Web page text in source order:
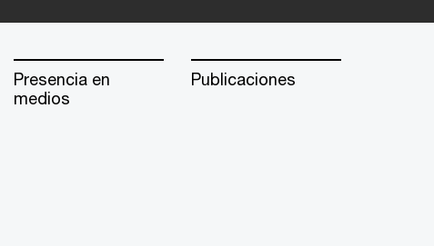
Presencia en
medios
Publicaciones